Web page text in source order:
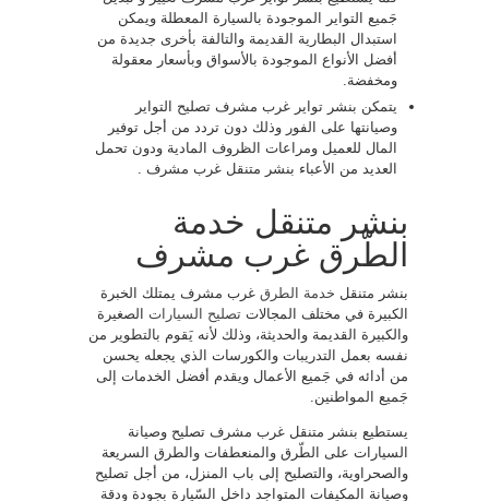
جَميع التواير الموجودة بالسيارة المعطلة ويمكن
استبدال البطارية القديمة والتالفة بأخرى جديدة من
أفضل الأنواع الموجودة بالأسواق وبأسعار معقولة
ومخفضة.
يتمكن بنشر تواير غرب مشرف تصليح التواير
وصيانتها على الفور وذلك دون تردد من أجل توفير
المال للعميل ومراعات الظروف المادية ودون تحمل
العديد من الأعباء بنشر متنقل غرب مشرف .
بنشر متنقل خدمة
الطّرق غرب مشرف
بنشر متنقل خدمة الطرق غرب مشرف يمتلك الخبرة
الكبيرة في مختلف المجالات تصليح السيارات الصغيرة
والكبيرة القديمة والحديثة، وذلك لأنه يَقوم بالتطوير من
نفسه بعمل التدريبات والكورسات الذي يجعله يحسن
من أدائه في جَميع الأعمال ويقدم أفضل الخدمات إلى
جَميع المواطنين.
يستطيع بنشر متنقل غرب مشرف تصليح وصيانة
السيارات على الطّرق والمنعطفات والطرق السريعة
والصحراوية، والتصليح إلى باب المنزل، من أجل تصليح
وصيانة المكيفات المتواجد داخل السّيارة بجودة ودقة